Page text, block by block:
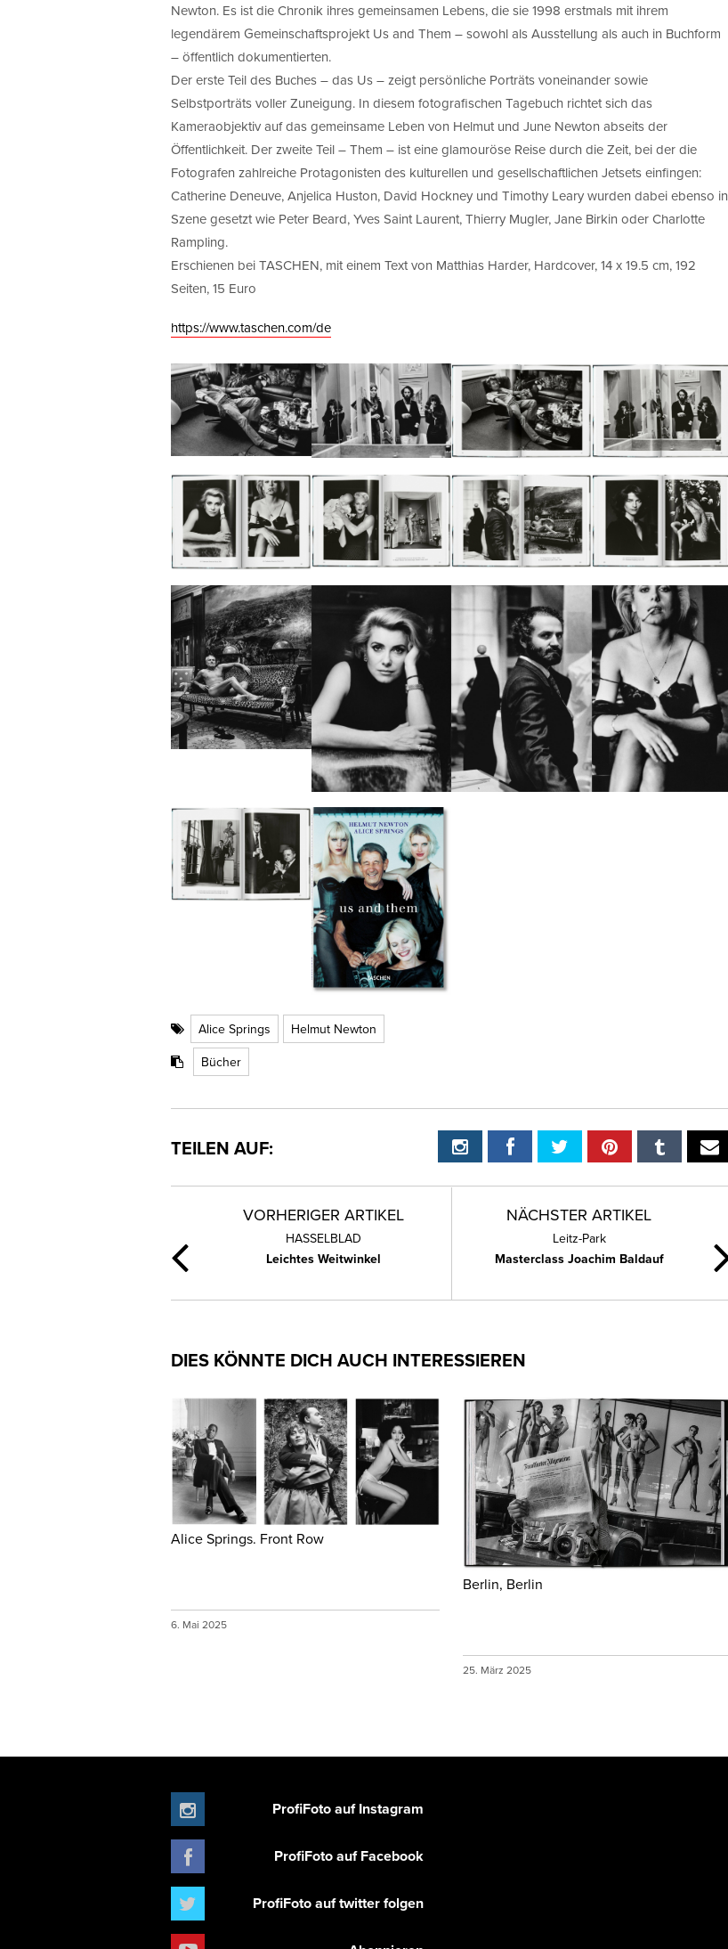
Newton. Es ist die Chronik ihres gemeinsamen Lebens, die sie 1998 erstmals mit ihrem
legendärem Gemeinschaftsprojekt Us and Them – sowohl als Ausstellung als auch in Buchform
– öffentlich dokumentierten.
Der erste Teil des Buches – das Us – zeigt persönliche Porträts voneinander sowie
Selbstporträts voller Zuneigung. In diesem fotografischen Tagebuch richtet sich das
Kameraobjektiv auf das gemeinsame Leben von Helmut und June Newton abseits der
Öffentlichkeit. Der zweite Teil – Them – ist eine glamouröse Reise durch die Zeit, bei der die
Fotografen zahlreiche Protagonisten des kulturellen und gesellschaftlichen Jetsets einfingen:
Catherine Deneuve, Anjelica Huston, David Hockney und Timothy Leary wurden dabei ebenso in
Szene gesetzt wie Peter Beard, Yves Saint Laurent, Thierry Mugler, Jane Birkin oder Charlotte
Rampling.
Erschienen bei TASCHEN, mit einem Text von Matthias Harder, Hardcover, 14 x 19.5 cm, 192
Seiten, 15 Euro
https://www.taschen.com/de
Alice Springs
Helmut Newton
Bücher
TEILEN AUF:
VORHERIGER ARTIKEL
HASSELBLAD
Leichtes Weitwinkel
NÄCHSTER ARTIKEL
Leitz-Park
Masterclass Joachim Baldauf
DIES KÖNNTE DICH AUCH INTERESSIEREN
Alice Springs. Front Row
6. Mai 2025
Berlin, Berlin
25. März 2025
ProfiFoto auf Instagram
ProfiFoto auf Facebook
ProfiFoto auf twitter folgen